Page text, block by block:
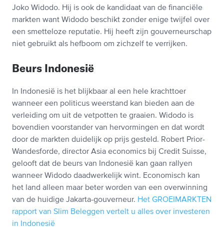
Joko Widodo. Hij is ook de kandidaat van de financiële
markten want Widodo beschikt zonder enige twijfel over
een smetteloze reputatie. Hij heeft zijn gouverneurschap
niet gebruikt als hefboom om zichzelf te verrijken.
Beurs Indonesië
In Indonesië is het blijkbaar al een hele krachttoer
wanneer een politicus weerstand kan bieden aan de
verleiding om uit de vetpotten te graaien. Widodo is
bovendien voorstander van hervormingen en dat wordt
door de markten duidelijk op prijs gesteld. Robert Prior-
Wandesforde, director Asia economics bij Credit Suisse,
gelooft dat de beurs van Indonesië kan gaan rallyen
wanneer Widodo daadwerkelijk wint. Economisch kan
het land alleen maar beter worden van een overwinning
van de huidige Jakarta-gouverneur. Het GROEIMARKTEN
rapport van Slim Beleggen vertelt u alles over investeren
in Indonesië